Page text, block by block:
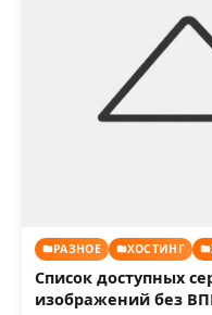
РАЗНОЕ ХОСТИНГ
Список доступных
изображений без